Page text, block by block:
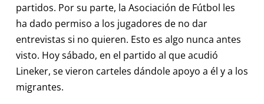
partidos. Por su parte, la Asociación de Fútbol les
ha dado permiso a los jugadores de no dar
entrevistas si no quieren. Esto es algo nunca antes
visto. Hoy sábado, en el partido al que acudió
Lineker, se vieron carteles dándole apoyo a él y a los
migrantes.